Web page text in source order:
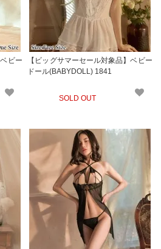
ビー
【ビッグサマーセール対象品】ベビー
ドール(BABYDOLL) 1841
SOLD OUT